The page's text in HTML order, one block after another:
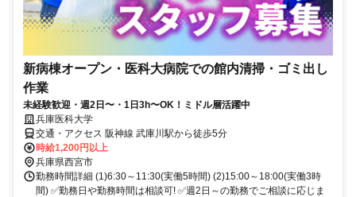
新病棟オープン・医科大病院での館内清掃・ゴミ出し
作業
未経験歓迎・週2日〜・1日3h〜OK！ミドル層活躍中
兵庫医科大学
交通・アクセス 阪神線 武庫川駅から徒歩5分
時給1,200円以上
兵庫県西宮市
勤務時間詳細 (1)6:30～11:30(実働5時間) (2)15:00～18:00(実働3時
間) ✅勤務日や勤務時間は相談可! ✅週2日～の勤務でご相談に応じま